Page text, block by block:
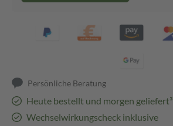
Persönliche Beratung
Heute bestellt und morgen geliefert³
Wechselwirkungscheck inklusive